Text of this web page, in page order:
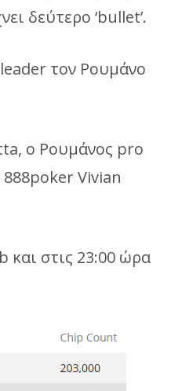
δεύτερο ‘bullet’.
τον Ρουμάνο
ο Ρουμάνος pro
Vivian
και στις 23:00 ώρα